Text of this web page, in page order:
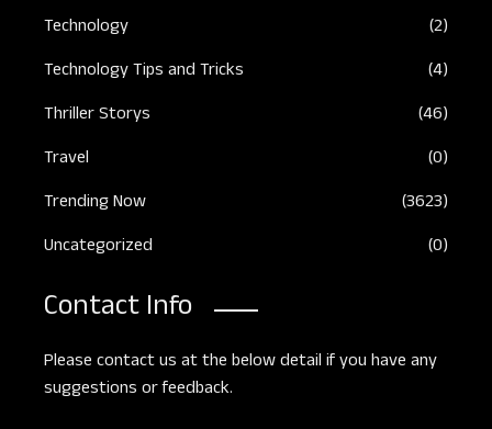
Technology
(2)
Technology Tips and Tricks
(4)
Thriller Storys
(46)
Travel
(0)
Trending Now
(3623)
Uncategorized
(0)
Contact Info
Please contact us at the below detail if you have any
suggestions or feedback.